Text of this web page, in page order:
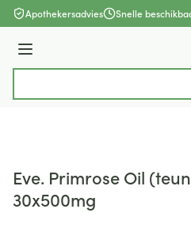
Ga naar de inhoud
Apothekersadvies Snelle
Menu
Eve. Primrose Oil
30x500mg